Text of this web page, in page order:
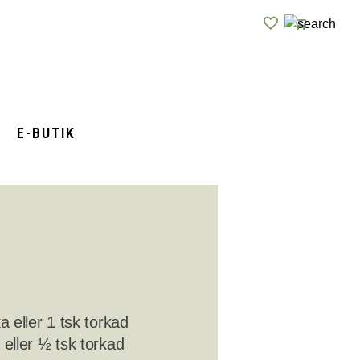
E-BUTIK
eller 1 tsk torkad
eller ½ tsk torkad